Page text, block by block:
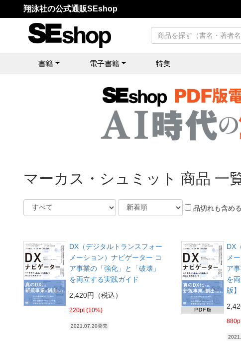
翔泳社の公式通販SEshop
書籍 電子書籍 特集
マーカス・シュミット 商品 一
品切れも含める
DX（デジタルトランスフォー
メーション）ナビゲーター コ
ア事業の「強化」と「破壊」
を両立する実践ガイド
2,420円（税込）
220pt (10%)
2021.07.20発売
DX
メ
ア
を
版】